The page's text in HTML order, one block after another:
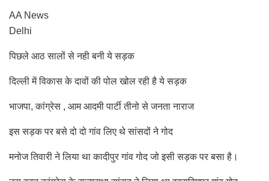
AA News
Delhi
पिछले आठ सालों से नही बनी ये सड़क
दिल्ली में विकास के दावों की पोल खोल रही है ये सड़क
भाजपा, कांग्रेस , आम आदमी पार्टी तीनो से जनता नाराज
इस सड़क पर बसे दो दो गांव लिए थे सांसदों ने गोद
मनोज तिवारी ने लिया था कादीपुर गांव गोद जो इसी सड़क पर बसा है।